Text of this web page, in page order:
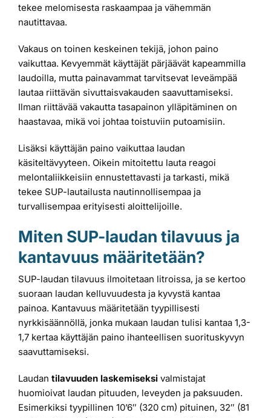
tekee melomisesta raskaampaa ja vähemmän
nautittavaa.
Vakaus on toinen keskeinen tekijä, johon paino
vaikuttaa. Kevyemmät käyttäjät pärjäävät kapeammilla
laudoilla, mutta painavammat tarvitsevat leveämpää
lautaa riittävän sivuttaisvakauden saavuttamiseksi.
Ilman riittävää vakautta tasapainon ylläpitäminen on
haastavaa, mikä voi johtaa toistuviin putoamisiin.
Lisäksi käyttäjän paino vaikuttaa laudan
käsiteltävyyteen. Oikein mitoitettu lauta reagoi
melontaliikkeisiin ennustettavasti ja tarkasti, mikä
tekee SUP-lautailusta nautinnollisempaa ja
turvallisempaa erityisesti aloittelijoille.
Miten SUP-laudan tilavuus ja
kantavuus määritetään?
SUP-laudan tilavuus ilmoitetaan litroissa, ja se kertoo
suoraan laudan kelluvuudesta ja kyvystä kantaa
painoa. Kantavuus määritetään tyypillisesti
nyrkkisäännöllä, jonka mukaan laudan tulisi kantaa 1,3-
1,7 kertaa käyttäjän paino ihanteellisen suorituskyvyn
saavuttamiseksi.
Laudan tilavuuden laskemiseksi valmistajat
huomioivat laudan pituuden, leveyden ja paksuuden.
Esimerkiksi tyypillinen 10’6″ (320 cm) pituinen, 32″ (81